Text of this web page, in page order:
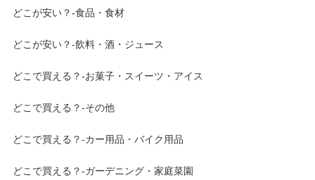
どこが安い？-食品・食材
どこが安い？-飲料・酒・ジュース
どこで買える？-お菓子・スイーツ・アイス
どこで買える？-その他
どこで買える？-カー用品・バイク用品
どこで買える？-ガーデニング・家庭菜園